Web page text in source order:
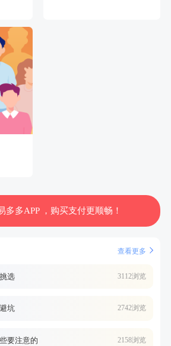
多多APP ，购买支付更顺畅！
查看更多
选 3112浏览
坑 2742浏览
要注意的 2158浏览